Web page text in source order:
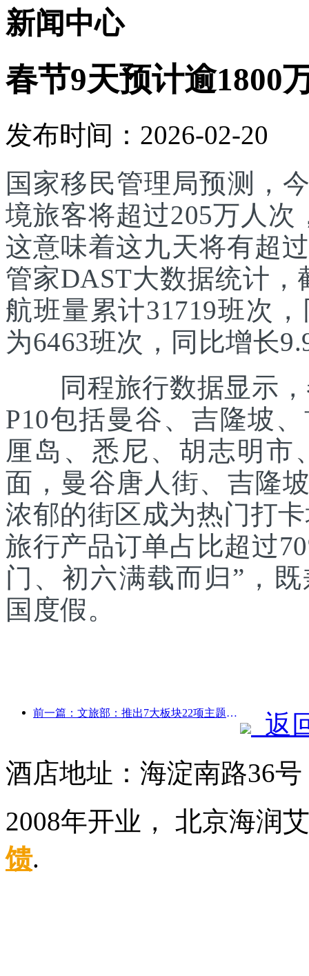
新闻中心
春节9天预计逾1800
发布时间：2026-02-20
国家移民管理局预测，
境旅客将超过205万人次
这意味着这九天将有超
管家DAST大数据统计
航班量累计31719班次
为6463班次，同比增长
同程旅行数据显示，
P10包括曼谷、吉隆坡
厘岛、悉尼、胡志明市
面，曼谷唐人街、吉隆
浓郁的街区成为热门打
旅行产品订单占比超过
门、初六满载而归”，
国度假。
前一篇：文旅部：推出7大板块22项主题活动
返
酒店地址：海淀南路36
2008年开业， 北京海
馈.